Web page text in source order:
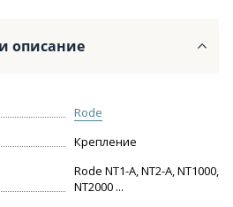
описание
Rode
Крепление
Rode NT1-A, NT2-A, NT1000,
NT2000 ...